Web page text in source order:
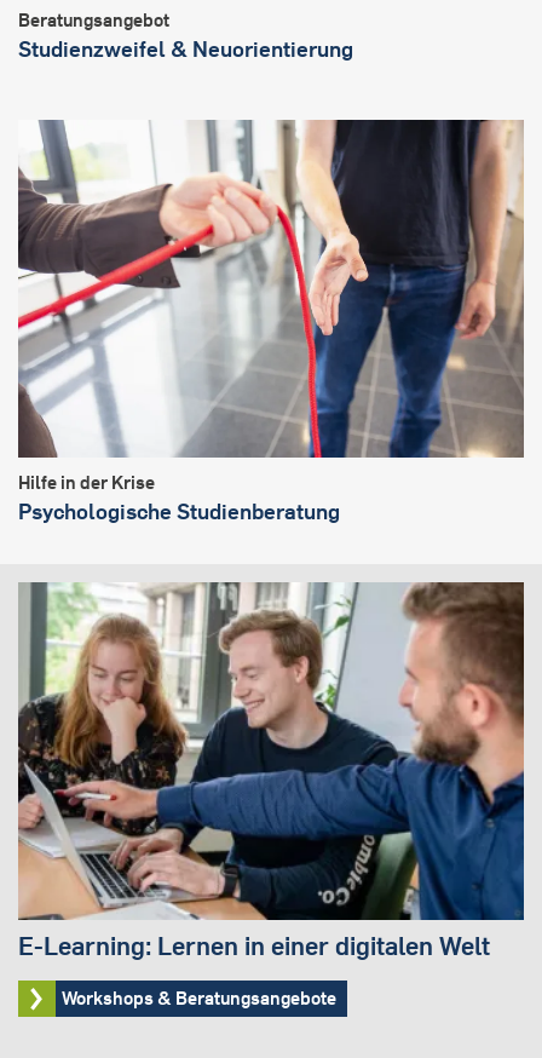
Beratungsangebot
Studienzweifel & Neuorientierung
Hilfe in der Krise
Psychologische Studienberatung
E-Learning: Lernen in einer digitalen Welt
Workshops & Beratungsangebote